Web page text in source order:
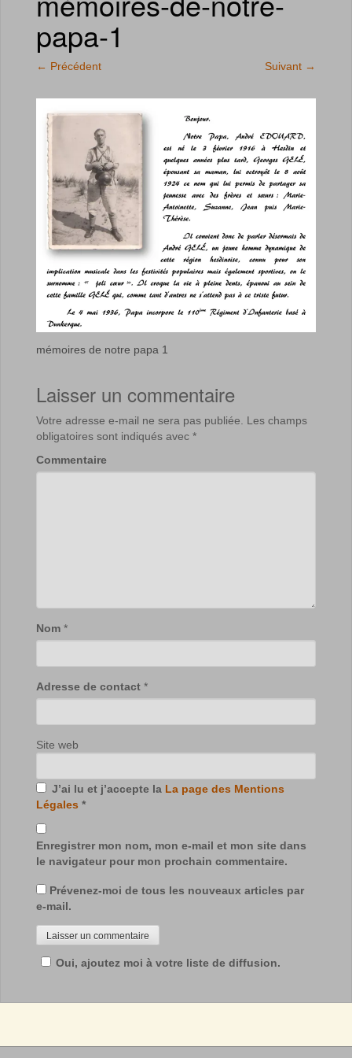
papa-1
← Précédent Suivant →
mémoires de notre papa 1
Laisser un commentaire
Votre adresse e-mail ne sera pas publiée.
Les champs
obligatoires sont indiqués avec *
Commentaire
Nom *
Adresse de contact *
Site web
J’ai lu et j’accepte la La page des Mentions
Légales *
Enregistrer mon nom, mon e-mail et mon site dans
le navigateur pour mon prochain commentaire.
Prévenez-moi de tous les nouveaux articles par
e-mail.
Oui, ajoutez moi à votre liste de diffusion.